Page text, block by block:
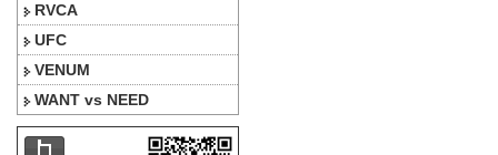
RVCA
UFC
VENUM
WANT vs NEED